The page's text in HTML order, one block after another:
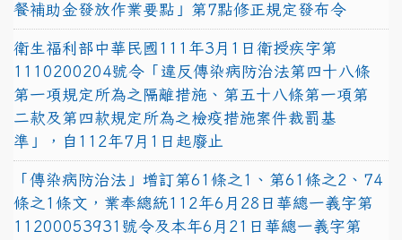
餐補助金發放作業要點」第7點修正規定發布令
衛生福利部中華民國111年3月1日衛授疾字第
1110200204號令「違反傳染病防治法第四十八條
第一項規定所為之隔離措施、第五十八條第一項第
二款及第四款規定所為之檢疫措施案件裁罰基
準」，自112年7月1日起廢止
「傳染病防治法」增訂第61條之1、第61條之2、74
條之1條文，業奉總統112年6月28日華總一義字第
11200053931號令及本年6月21日華總一義字第